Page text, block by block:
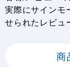
実際にサインモ
せられたレビュ
商